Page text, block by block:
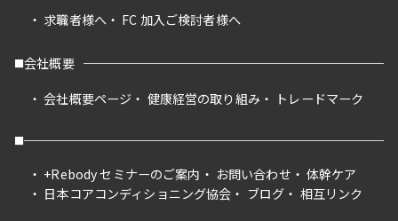
求職者様へ
FC 加入ご検討者様へ
会社概要
会社概要ページ
健康経営の取り組み トレードマーク
+Rebody セミナーのご案内 お問い合わせ
体幹ケア
日本コアコンディショニング協会
ブログ 相互リンク